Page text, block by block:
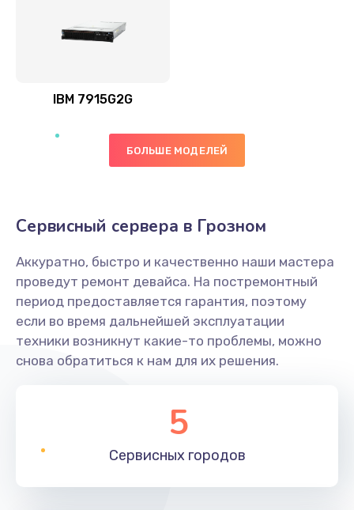
IBM 7915G2G
БОЛЬШЕ МОДЕЛЕЙ
Сервисный сервера в Грозном
Аккуратно, быстро и качественно наши мастера
проведут ремонт девайса. На постремонтный
период предоставляется гарантия, поэтому
если во время дальнейшей эксплуатации
техники возникнут какие-то проблемы, можно
снова обратиться к нам для их решения.
5
Сервисных городов